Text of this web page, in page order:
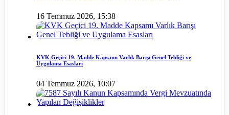
16 Temmuz 2026, 15:38
KVK Geçici 19. Madde Kapsamı Varlık Barışı Genel Tebliği ve
Uygulama Esasları
04 Temmuz 2026, 10:07